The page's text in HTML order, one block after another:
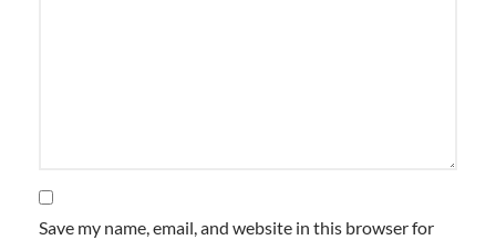
Save my name, email, and website in this browser for